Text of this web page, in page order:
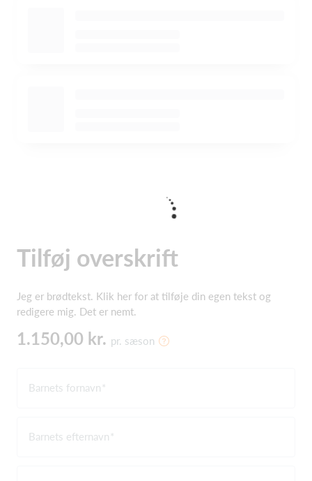
Tilføj overskrift
Jeg er brødtekst. Klik her for at tilføje din egen tekst og
redigere mig. Det er nemt.
1.150,00 kr. pr. sæson
Barnets fornavn
Barnets efternavn